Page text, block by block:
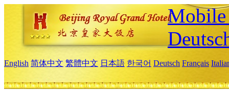
Mobile
English 简体中文 繁體中文 日本語 한국어 Deutsch Français